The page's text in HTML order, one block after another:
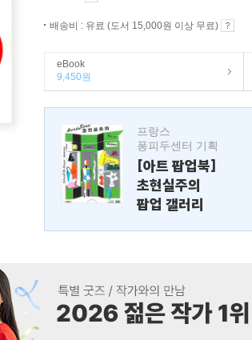
배송비 : 유료 (도서 15,000원 이상 무료)
eBook
9,450원
프랑스
퐁피두센터 기획
[아트 팝업북]
초현실주의
팝업 갤러리